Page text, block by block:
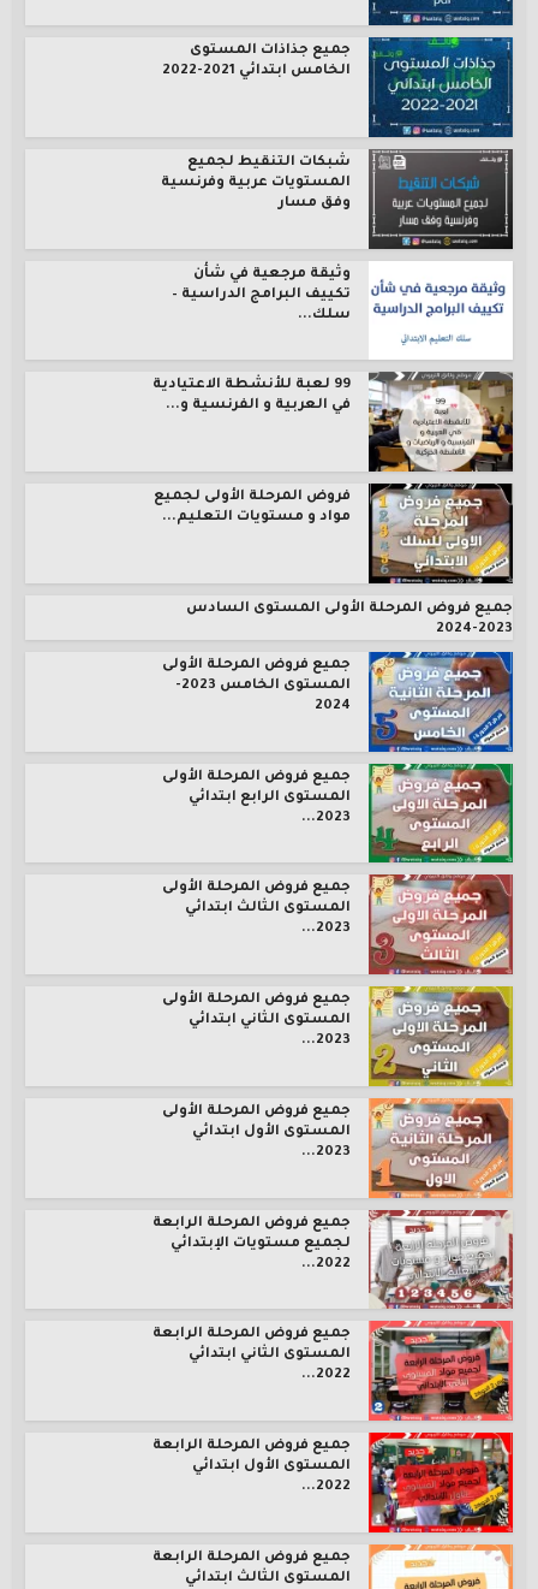
جميع جذاذات المستوى
الخامس ابتدائي 2021-2022
شبكات التنقيط لجميع
المستويات عربية وفرنسية
وفق مسار
وثيقة مرجعية في شأن
تكييف البرامج الدراسية –
سلك...
99 لعبة للأنشطة الاعتيادية
في العربية و الفرنسية و...
فروض المرحلة الأولى لجميع
مواد و مستويات التعليم...
جميع فروض المرحلة الأولى المستوى السادس
2023-2024
جميع فروض المرحلة الأولى
المستوى الخامس 2023-
2024
جميع فروض المرحلة الأولى
المستوى الرابع ابتدائي
2023...
جميع فروض المرحلة الأولى
المستوى الثالث ابتدائي
2023...
جميع فروض المرحلة الأولى
المستوى الثاني ابتدائي
2023...
جميع فروض المرحلة الأولى
المستوى الأول ابتدائي
2023...
جميع فروض المرحلة الرابعة
لجميع مستويات الإبتدائي
2022...
جميع فروض المرحلة الرابعة
المستوى الثاني ابتدائي
2022...
جميع فروض المرحلة الرابعة
المستوى الأول ابتدائي
2022...
جميع فروض المرحلة الرابعة
المستوى الثالث ابتدائي